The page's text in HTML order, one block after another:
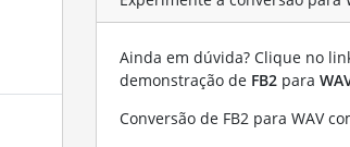
Ainda em dúvida? Clique no
demonstração de FB2 para
Conversão de FB2 para WAV